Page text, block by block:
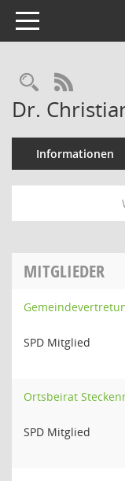
Toggle navigation
RSS-
Dr.
Informationen
MITGLIEDER
SPD Mitglied
Ortsbeirat
SPD Mitglied